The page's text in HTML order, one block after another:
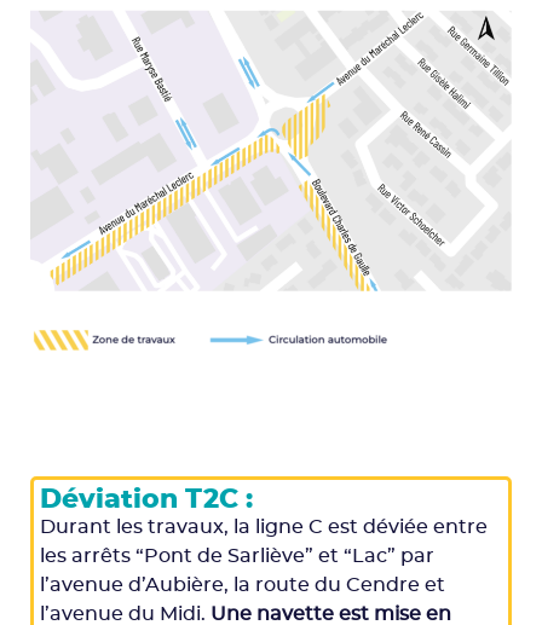
Déviation T2C :
Durant les travaux, la ligne C est déviée entre
les arrêts “Pont de Sarliève” et “Lac” par
l’avenue d’Aubière, la route du Cendre et
l’avenue du Midi. Une navette est mise en